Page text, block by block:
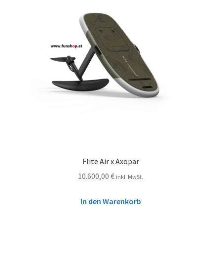
Flite Air x Axopar
10.600,00 € inkl. MwSt.
In den Warenkorb